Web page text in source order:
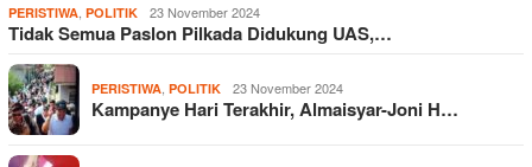
PERISTIWA POLITIK 23 November 2024
Tidak Semua Paslon Pilkada Didukung UAS,…
PERISTIWA POLITIK 23 November 2024
Kampanye Hari Terakhir, Almaisyar-Joni H…